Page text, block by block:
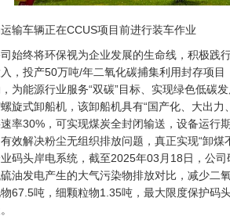
输车辆正在CCUS项目前进行装车作业
始终将环保视为企业发展的生命线，积极践
，投产50万吨/年二氧化碳捕集利用封存项
为能源行业服务“双碳”目标、实现绿色低碳
旋式卸船机，该卸船机具有“国产化、大出
率30%，可实现煤炭全封闭输送，设备运行
效解决粉尘无组织排放问题，真正实现“卸
码头岸电系统，截至2025年03月18日，公
油发电产生的大气污染物排放对比，减少二
67.5吨，细颗粒物1.35吨，最大限度保护码